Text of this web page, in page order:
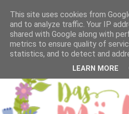
This site uses cookies from
and to analyze traffic. Your IP
shared with Google along with
metrics to ensure quality of
statistics, and to detect and
LEARN MORE